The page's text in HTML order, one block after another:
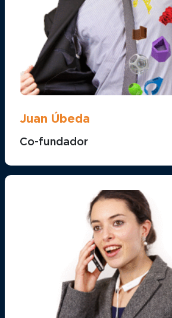
Juan Úbeda
Co-fundador